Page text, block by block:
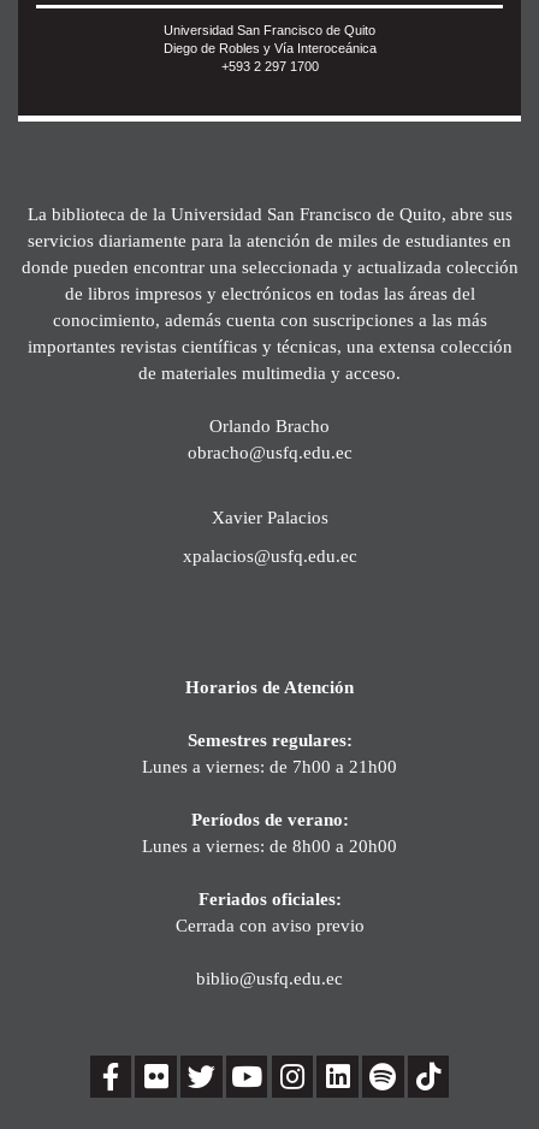
Universidad San Francisco de Quito
Diego de Robles y Vía Interoceánica
+593 2 297 1700
La biblioteca de la Universidad San Francisco de Quito, abre sus
servicios diariamente para la atención de miles de estudiantes en
donde pueden encontrar una seleccionada y actualizada colección
de libros impresos y electrónicos en todas las áreas del
conocimiento, además cuenta con suscripciones a las más
importantes revistas científicas y técnicas, una extensa colección
de materiales multimedia y acceso.
Orlando Bracho
obracho@usfq.edu.ec
Xavier Palacios
xpalacios@usfq.edu.ec
Horarios de Atención
Semestres regulares:
Lunes a viernes: de 7h00 a 21h00
Períodos de verano:
Lunes a viernes: de 8h00 a 20h00
Feriados oficiales:
Cerrada con aviso previo
biblio@usfq.edu.ec